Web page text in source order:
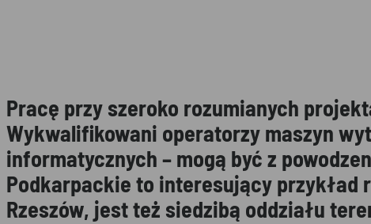
Pracę przy szeroko rozumianych
Wykwalifikowani operatorzy maszyn
informatycznych – mogą być z
Podkarpackie to interesujący
Rzeszów, jest też siedzibą oddziału